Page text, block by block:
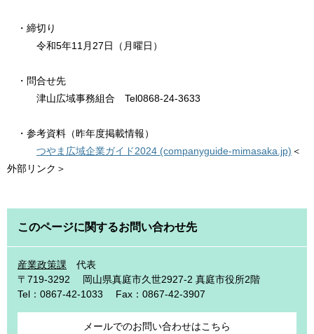
・締切り
令和5年11月27日（月曜日）
・問合せ先
津山広域事務組合 Tel0868-24-3633
・参考資料（昨年度掲載情報）
つやま広域企業ガイド2024 (companyguide-mimasaka.jp) ＜
外部リンク＞
このページに関するお問い合わせ先
産業政策課
代表
〒719-3292
岡山県真庭市久世2927-2 真庭市役所2階
Tel：0867-42-1033
Fax：0867-42-3907
メールでのお問い合わせはこちら